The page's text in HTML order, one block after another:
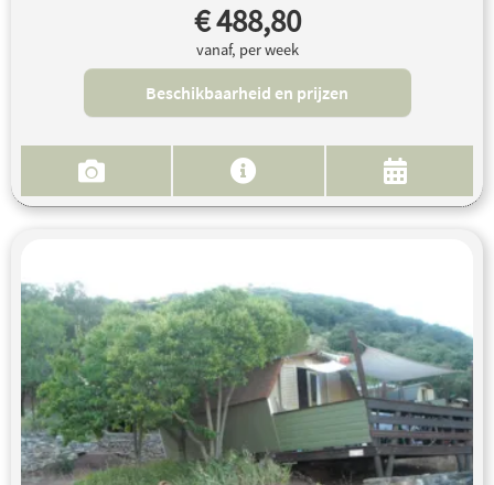
€ 488,80
vanaf, per week
Beschikbaarheid en prijzen